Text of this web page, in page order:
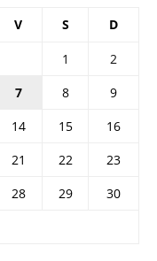
V S D
1
2
7 8
9
14 15
16
21 22
23
28 29
30